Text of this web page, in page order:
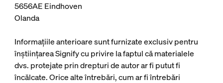
5656AE Eindhoven
Olanda
Informațiile anterioare sunt furnizate exclusiv pentru
înștiințarea Signify cu privire la faptul că materialele
dvs. protejate prin drepturi de autor ar fi putut fi
încălcate. Orice alte întrebări, cum ar fi întrebări